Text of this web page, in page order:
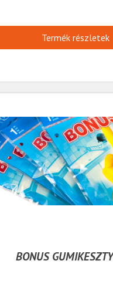
Termék részletek
BONUS